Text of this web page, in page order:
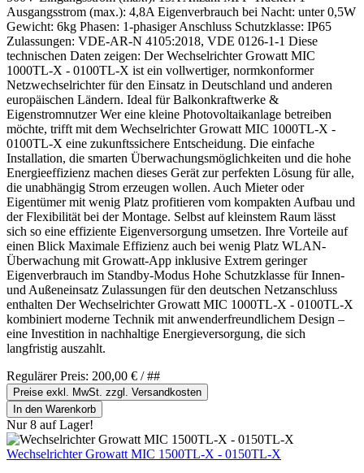
Ausgangsstrom (max.): 4,8A Eigenverbrauch bei Nacht: unter 0,5W
Gewicht: 6kg Phasen: 1-phasiger Anschluss Schutzklasse: IP65
Zulassungen: VDE-AR-N 4105:2018, VDE 0126-1-1 Diese
technischen Daten zeigen: Der Wechselrichter Growatt MIC
1000TL-X - 0100TL-X ist ein vollwertiger, normkonformer
Netzwechselrichter für den Einsatz in Deutschland und anderen
europäischen Ländern. Ideal für Balkonkraftwerke &
Eigenstromnutzer Wer eine kleine Photovoltaikanlage betreiben
möchte, trifft mit dem Wechselrichter Growatt MIC 1000TL-X -
0100TL-X eine zukunftssichere Entscheidung. Die einfache
Installation, die smarten Überwachungsmöglichkeiten und die hohe
Energieeffizienz machen dieses Gerät zur perfekten Lösung für alle,
die unabhängig Strom erzeugen wollen. Auch Mieter oder
Eigentümer mit wenig Platz profitieren vom kompakten Aufbau und
der Flexibilität bei der Montage. Selbst auf kleinstem Raum lässt
sich so eine effiziente Eigenversorgung umsetzen. Ihre Vorteile auf
einen Blick Maximale Effizienz auch bei wenig Platz WLAN-
Überwachung mit Growatt-App inklusive Extrem geringer
Eigenverbrauch im Standby-Modus Hohe Schutzklasse für Innen-
und Außeneinsatz Zulassungen für den deutschen Netzanschluss
enthalten Der Wechselrichter Growatt MIC 1000TL-X - 0100TL-X
kombiniert moderne Technik mit anwenderfreundlichem Design –
eine Investition in nachhaltige Energieversorgung, die sich
langfristig auszahlt.
Regulärer Preis: 200,00 € / ##
Preise exkl. MwSt. zzgl. Versandkosten
In den Warenkorb
Nur 8 auf Lager!
Wechselrichter Growatt MIC 1500TL-X - 0150TL-X